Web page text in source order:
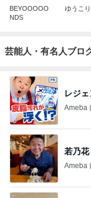
BEYOOOOO
NDS
ゆうこ
芸能人・有名人ブロ
レジ
Ameba
若乃
Ameba